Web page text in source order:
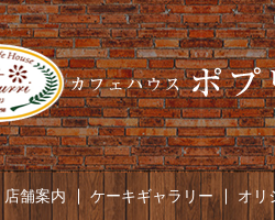
店舗案内 ケーキギャラリー オリ